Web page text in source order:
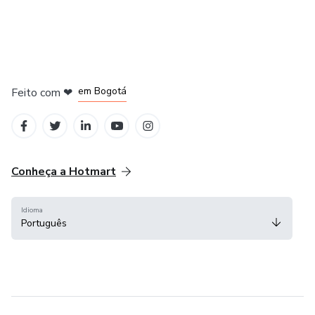
Feito com ❤ em Bogotá
Conheça a Hotmart
Idioma
Português